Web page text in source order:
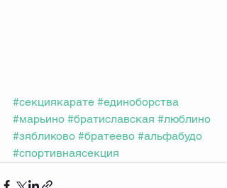
#секциякарате #единоборства
#марьино #братиславская #люблино
#зябликово #братеево #альфабудо
#спортивнаясекция